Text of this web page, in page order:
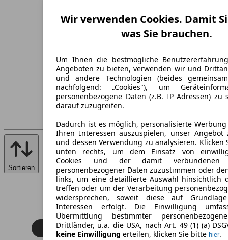
Sortieren
Wir verwenden Cookies. Damit
was Sie brauchen.
Um Ihnen die bestmögliche
Angeboten zu bieten, verwenden wir und
und andere Technologien (beides
nachfolgend: „Cookies"), um
personenbezogene Daten (z.B. IP Adressen) zu
darauf zuzugreifen.
Dadurch ist es möglich, personalisierte
Ihren Interessen auszuspielen, unser Angebot
und dessen Verwendung zu analysieren. Klicken
unten rechts, um dem Einsatz von
Cookies und der damit verbundenen
personenbezogener Daten zuzustimmen oder
links, um eine detaillierte Auswahl hinsichtlich
treffen oder um der Verarbeitung
widersprechen, soweit diese auf
Interessen erfolgt. Die Einwilligung
Übermittlung bestimmter
Drittländer, u.a. die USA, nach Art. 49 (1) (a)
keine Einwilligung erteilen, klicken Sie bitte hier.